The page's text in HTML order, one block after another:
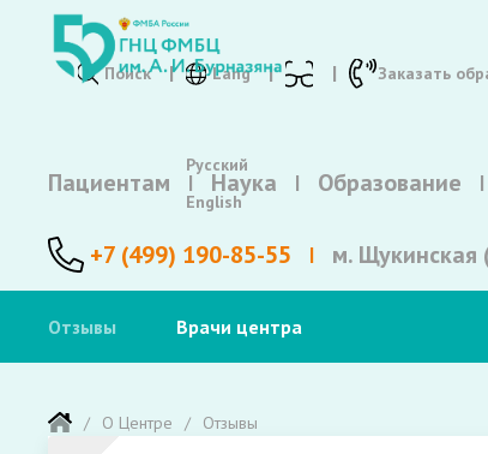
Поиск Lang
Русский
English
Заказать
Пациентам Наука Образование
+7 (499) 190-85-55 м. Щукинская
Отзывы Врачи центра
О Центре Отзывы